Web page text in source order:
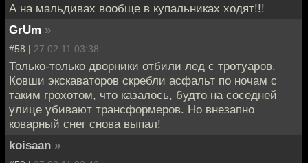
А на мальдивах вообще в купальниках ходят!!!
GrUm »
#58 | 27.02.11 03:38
Только-только дворники отбили лед с тротуаров.
Ковши экскаваторов скребли асфальт по ночам с
таким грохотом, что казалось, будто на соседней
улице убивают трансформеров. Но внезапно
коварный снег снова выпал!
koisaan »